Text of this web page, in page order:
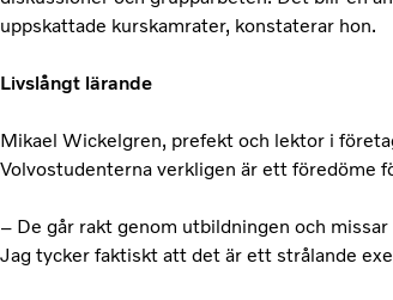
uppskattade kurskamrater, konstaterar hon.
Livslångt lärande
Mikael Wickelgren, prefekt och lektor i
Volvostudenterna verkligen är ett föredöme
– De går rakt genom utbildningen och
Jag tycker faktiskt att det är ett strålande